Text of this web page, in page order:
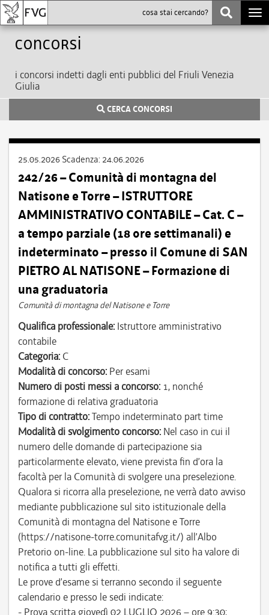
Concorsi
i concorsi indetti dagli enti pubblici del Friuli Venezia
Giulia
CERCA CONCORSI
25.05.2026 Scadenza: 24.06.2026
242/26 – Comunità di montagna del
Natisone e Torre – ISTRUTTORE
AMMINISTRATIVO CONTABILE – Cat. C –
a tempo parziale (18 ore settimanali) e
indeterminato – presso il Comune di SAN
PIETRO AL NATISONE – Formazione di
una graduatoria
Comunità di montagna del Natisone e Torre
Qualifica professionale: Istruttore amministrativo
contabile
Categoria: C
Modalità di concorso: Per esami
Numero di posti messi a concorso: 1, nonché
formazione di relativa graduatoria
Tipo di contratto:Tempo indeterminato part time
Modalità di svolgimento concorso: Nel caso in cui il
numero delle domande di partecipazione sia
particolarmente elevato, viene prevista fin d’ora la
facoltà per la Comunità di svolgere una preselezione.
Qualora si ricorra alla preselezione, ne verrà dato avviso
mediante pubblicazione sul sito istituzionale della
Comunità di montagna del Natisone e Torre
(https://natisone-torre.comunitafvg.it/) all’Albo
Pretorio on-line. La pubblicazione sul sito ha valore di
notifica a tutti gli effetti.
Le prove d’esame si terranno secondo il seguente
calendario e presso le sedi indicate:
- Prova scritta giovedì 02 LUGLIO 2026 – ore 9:30;